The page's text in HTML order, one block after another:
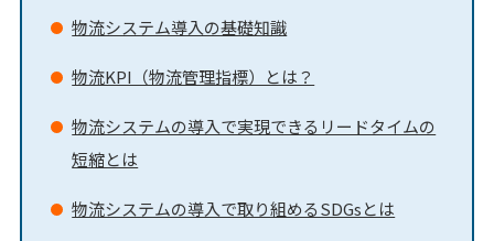
物流システム導入の基礎知識
物流KPI（物流管理指標）とは？
物流システムの導入で実現できるリードタイムの
短縮とは
物流システムの導入で取り組めるSDGsとは